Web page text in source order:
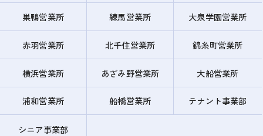
巣鴨営業所 練馬営業所 大泉学園営業所
赤羽営業所 北千住営業所 錦糸町営業所
横浜営業所 あざみ野営業所 大船営業所
浦和営業所 船橋営業所 テナント事業部
シニア事業部